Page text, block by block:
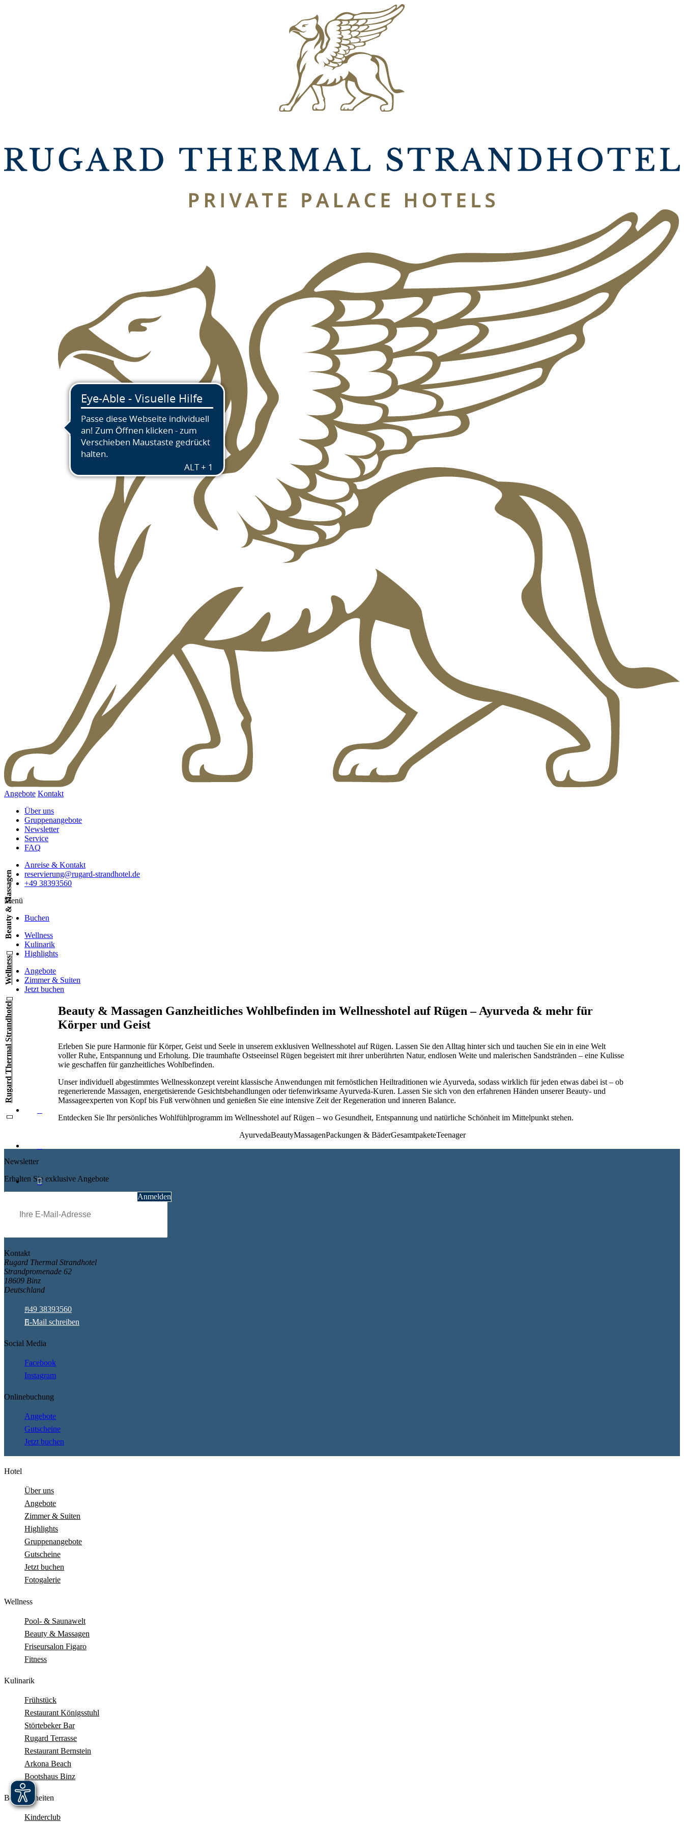
Angebote Kontakt
Über uns
Gruppenangebote
Newsletter
Service
FAQ
Anreise & Kontakt
reservierung@rugard-strandhotel.de
+49 38393560
Menü
Buchen
Wellness
Kulinarik
Highlights
Angebote
Zimmer & Suiten
Jetzt buchen
Beauty & Massagen Ganzheitliches Wohlbefinden im Wellnesshotel auf Rügen – Ayurveda & mehr für
Körper und Geist
Erleben Sie pure Harmonie für Körper, Geist und Seele in unserem exklusiven Wellnesshotel auf Rügen. Lassen Sie den Alltag hinter sich und tauchen Sie ein in eine Welt
voller Ruhe, Entspannung und Erholung. Die traumhafte Ostseeinsel Rügen begeistert mit ihrer unberührten Natur, endlosen Weite und malerischen Sandstränden – eine Kulisse
wie geschaffen für ganzheitliches Wohlbefinden.
Unser individuell abgestimmtes Wellnesskonzept vereint klassische Anwendungen mit fernöstlichen Heiltraditionen wie Ayurveda, sodass wirklich für jeden etwas dabei ist – ob
regenerierende Massagen, energetisierende Gesichtsbehandlungen oder tiefenwirksame Ayurveda-Kuren. Lassen Sie sich von den erfahrenen Händen unserer Beauty- und
Massageexperten von Kopf bis Fuß verwöhnen und genießen Sie eine intensive Zeit der Regeneration und inneren Balance.
Entdecken Sie Ihr persönliches Wohlfühlprogramm im Wellnesshotel auf Rügen – wo Gesundheit, Entspannung und natürliche Schönheit im Mittelpunkt stehen.
AyurvedaBeautyMassagenPackungen & BäderGesamtpaketeTeenager
Rugard Thermal Strandhotel
Wellness
Beauty & Massagen
Newsletter
Erhalten Sie exklusive Angebote
Anmelden
Kontakt
Rugard Thermal Strandhotel
Strandpromenade 62
18609 Binz
Deutschland
+49 38393560
E-Mail schreiben
Social Media
Facebook
Instagram
Onlinebuchung
Angebote
Gutscheine
Jetzt buchen
Hotel
Über uns
Angebote
Zimmer & Suiten
Highlights
Gruppenangebote
Gutscheine
Jetzt buchen
Fotogalerie
Wellness
Pool- & Saunawelt
Beauty & Massagen
Friseursalon Figaro
Fitness
Kulinarik
Frühstück
Restaurant Königsstuhl
Störtebeker Bar
Rugard Terrasse
Restaurant Bernstein
Arkona Beach
Bootshaus Binz
Besonderheiten
Kinderclub